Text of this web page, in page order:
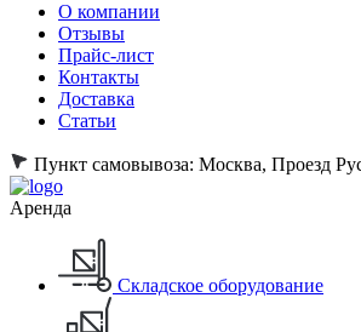
О компании
Отзывы
Прайс-лист
Контакты
Доставка
Статьи
Пункт самовывоза: Москва, Проезд
Аренда
Складское оборудование